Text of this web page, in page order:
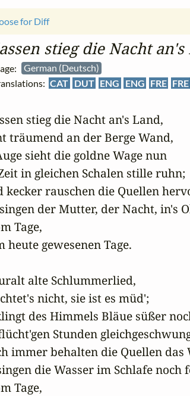
stieg die Nacht an's
German (Deutsch)
CAT DUT ENG ENG FRE FRE
for Diff
stieg die Nacht an's Land,
träumend an der Berge Wand,
sieht die goldne Wage nun
in gleichen Schalen stille ruhn;
kecker rauschen die Quellen
singen der Mutter, der Nacht, in's
Tage,
heute gewesenen Tage.
alte Schlummerlied,
nicht, sie ist es müd';
des Himmels Bläue süßer
Stunden
immer behalten die Quellen das
die Wasser im Schlafe noch
Tage,